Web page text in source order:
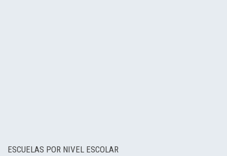
ESCUELAS POR NIVEL ESCOLAR